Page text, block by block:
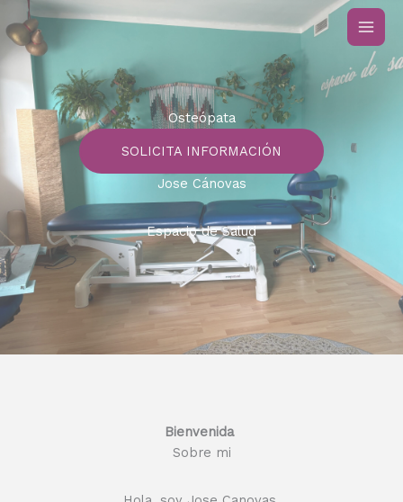
al
contenido
Osteópata
SOLICITA INFORMACIÓN
Jose Cánovas
Espacio de Salud
Bienvenida ​
Sobre mi